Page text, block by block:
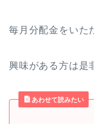
毎月分配金をいた
興味がある方は是
あわせて読みたい